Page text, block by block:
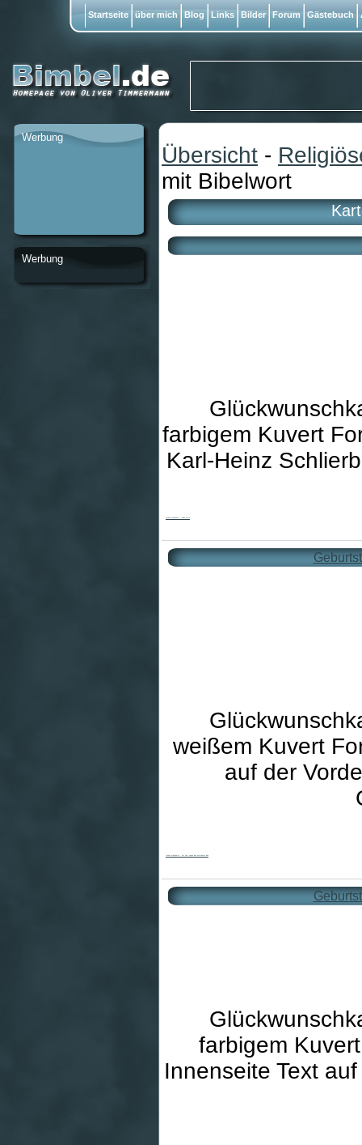
Übersicht -
mit Bibelwort
farbigem Kuvert
Karl-Heinz
weißem Kuvert
auf der
farbigem
Innenseite Text
Werbung
Werbung
Startseite über mich Blog Links Bilder Forum Gästebuch